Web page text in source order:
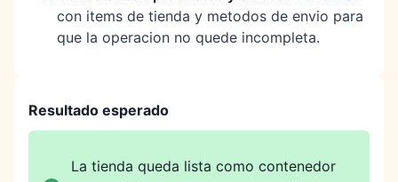
con items de tienda y metodos de envio para
que la operacion no quede incompleta.
Resultado esperado
La tienda queda lista como contenedor